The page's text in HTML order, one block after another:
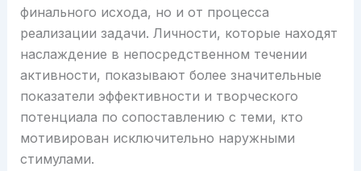
финального исхода, но и от процесса
реализации задачи. Личности, которые находят
наслаждение в непосредственном течении
активности, показывают более значительные
показатели эффективности и творческого
потенциала по сопоставлению с теми, кто
мотивирован исключительно наружными
стимулами.